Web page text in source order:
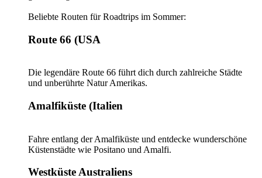
Beliebte Routen für Roadtrips im Sommer:
Route 66 (USA
Die legendäre Route 66 führt dich durch zahlreiche Städte
und unberührte Natur Amerikas.
Amalfiküste (Italien
Fahre entlang der Amalfiküste und entdecke wunderschöne
Küstenstädte wie Positano und Amalfi.
Westküste Australiens